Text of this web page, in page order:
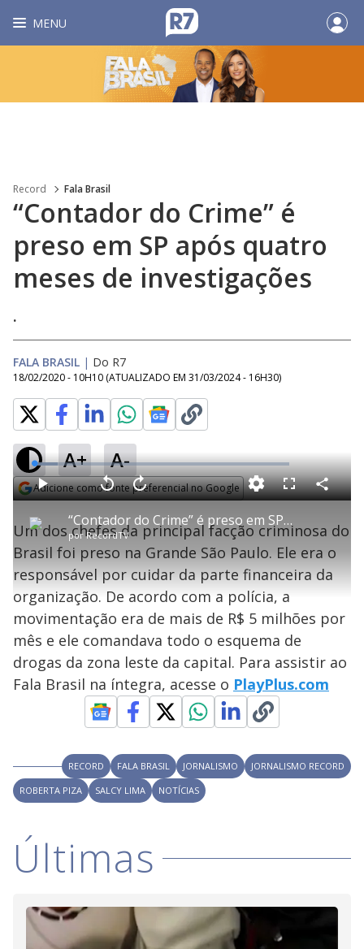
MENU
Record Fala Brasil
“Contador do Crime” é
preso em SP após quatro
meses de investigações
.
FALA BRASIL | Do R7
18/02/2020 - 10H10 (ATUALIZADO EM 31/03/2024 - 16H30)
A+ A-
Adicione como fonte preferencial no Google
P
l
a
y
V
i
d
e
o
“Contador do Crime” é preso em SP após quatro meses de investigações
porRecordTV
P V
t
a
r
0
e
g
n
d
s
A
a
n
ç
a
1
s
e
u
n
o
s
M
u
L
o
a
d
e
9
.
1
9
%
F
l
s
c
e
n
C
o
a
r
i
l
h
a
Um dos chefes da principal facção criminosa do
Brasil foi preso na Grande São Paulo. Ele era o
responsável por cuidar da parte financeira da
organização. De acordo com a polícia, a
movimentação era de mais de R$ 5 milhões por
mês e ele comandava todo o esquema de
drogas da zona leste da capital. Para assistir ao
Fala Brasil na íntegra, acesse o PlayPlus.com
RECORD FALA BRASIL JORNALISMO
JORNALISMO RECORD
ROBERTA PIZA
SALCY LIMA NOTÍCIAS
Últimas